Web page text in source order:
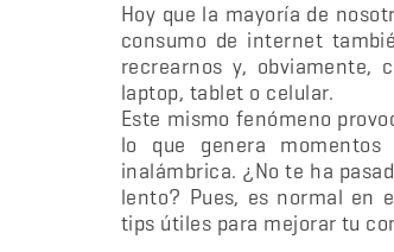
Hoy que la mayoría de
consumo de internet
recrearnos y, obviamente,
laptop, tablet o celular.
Este mismo fenómeno
lo que genera
inalámbrica. ¿No te ha
lento? Pues, es normal en
tips útiles para mejorar tu